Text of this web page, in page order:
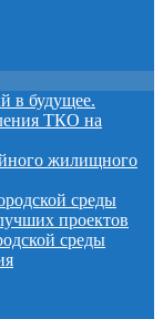
в будущее.
ТКО на
жилищного
среды
проектов
среды